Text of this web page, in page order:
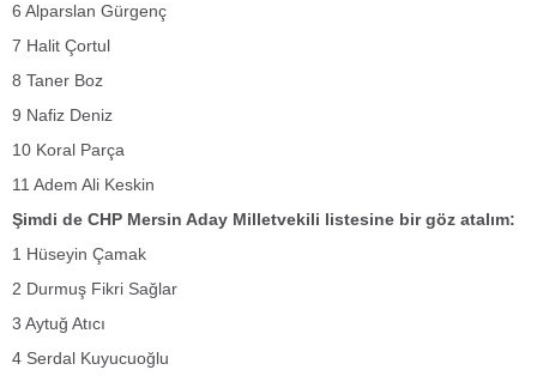
6 Alparslan Gürgenç
7 Halit Çortul
8 Taner Boz
9 Nafiz Deniz
10 Koral Parça
11 Adem Ali Keskin
Şimdi de CHP Mersin Aday Milletvekili listesine bir göz atalım:
1 Hüseyin Çamak
2 Durmuş Fikri Sağlar
3 Aytuğ Atıcı
4 Serdal Kuyucuoğlu